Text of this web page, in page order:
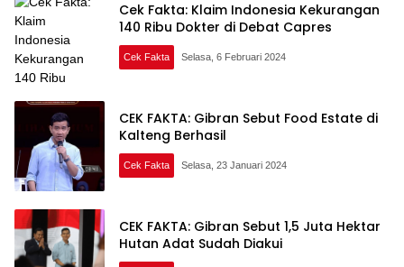
Cek Fakta: Klaim Indonesia Kekurangan
140 Ribu Dokter di Debat Capres
Cek Fakta Selasa, 6 Februari 2024
CEK FAKTA: Gibran Sebut Food Estate di
Kalteng Berhasil
Cek Fakta Selasa, 23 Januari 2024
CEK FAKTA: Gibran Sebut 1,5 Juta Hektar
Hutan Adat Sudah Diakui